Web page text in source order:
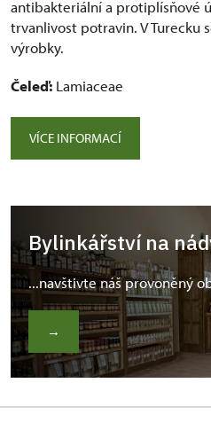
antibakteriální a protiplísňové
trvanlivost potravin. V Turecku
výrobky.
Čeleď: Lamiaceae
VÍCE INFORMACÍ
Bylinkářství na
...navštivte náš provoněný
→